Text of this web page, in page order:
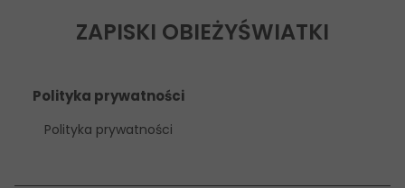
ZAPISKI OBIEŻYŚWIATKI
Polityka prywatności
Polityka prywatności